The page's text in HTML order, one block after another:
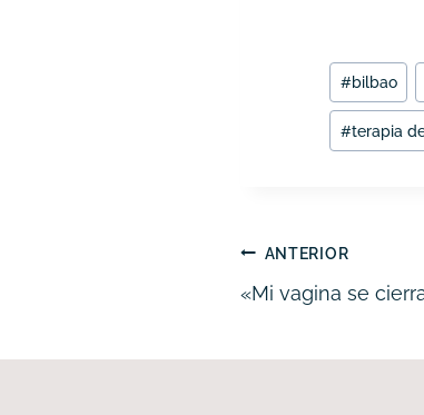
Etiquetas
de
la
#bilbao
#terapia
de
entradas
ANTERIOR
«Mi vagina se